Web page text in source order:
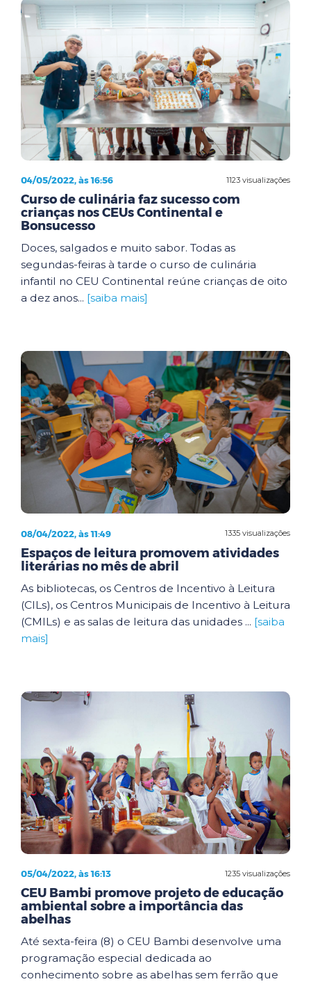
1123 visualizações
04/05/2022, às 16:56
Curso de culinária faz sucesso com
crianças nos CEUs Continental e
Bonsucesso
Doces, salgados e muito sabor. Todas as
segundas-feiras à tarde o curso de culinária
infantil no CEU Continental reúne crianças de oito
a dez anos... [saiba mais]
1335 visualizações
08/04/2022, às 11:49
Espaços de leitura promovem atividades
literárias no mês de abril
As bibliotecas, os Centros de Incentivo à Leitura
(CILs), os Centros Municipais de Incentivo à Leitura
(CMILs) e as salas de leitura das unidades ... [saiba
mais]
1235 visualizações
05/04/2022, às 16:13
CEU Bambi promove projeto de educação
ambiental sobre a importância das
abelhas
Até sexta-feira (8) o CEU Bambi desenvolve uma
programação especial dedicada ao
conhecimento sobre as abelhas sem ferrão que